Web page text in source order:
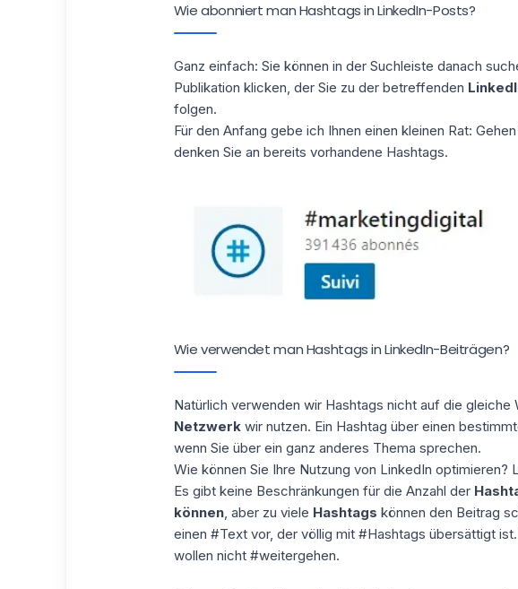
Wie abonniert man Hashtags in LinkedIn-Posts?
Ganz einfach: Sie können in der Suchleiste danach
Publikation klicken, der Sie zu der betreffenden
folgen.
Für den Anfang gebe ich Ihnen einen kleinen Rat:
denken Sie an bereits vorhandene Hashtags.
Wie verwendet man Hashtags in LinkedIn-Beiträgen?
Natürlich verwenden wir Hashtags nicht auf die gleiche
Netzwerkwir nutzen. Ein Hashtag über einen
wenn Sie über ein ganz anderes Thema sprechen.
Wie können Sie Ihre Nutzung von LinkedIn optimieren?
Es gibt keine Beschränkungen für die Anzahl der
können, aber zu viele Hashtags können den Beitrag
einen #Text vor, der völlig mit #Hashtags übersättigt
wollen nicht #weitergehen.